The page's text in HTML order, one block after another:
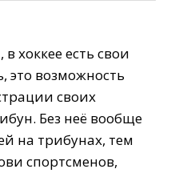
хоккее есть свои
это возможность
своих
Без неё вообще
на трибунах, тем
спортсменов,